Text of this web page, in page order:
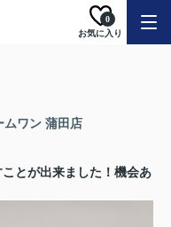
お気に入り
0
ムワン 蒲田店
とが出来ました！機会あ